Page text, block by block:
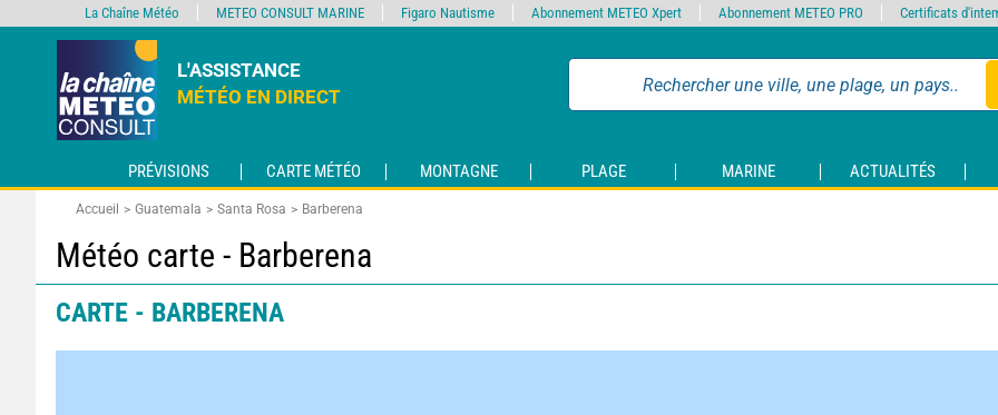
L'ASSISTANCE
MÉTÉO EN DIRECT
PRÉVISIONS CARTE MÉTÉO MONTAGNE PLAGE MARINE ACTUALITÉS
Accueil Guatemala Santa Rosa Barberena
Météo carte - Barberena
CARTE - BARBERENA
La Chaîne Météo METEO CONSULT MARINE Figaro Nautisme Abonnement METEO Xpert Abonnement METEO PRO Certificats